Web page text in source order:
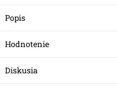
Popis
Hodnotenie
Diskusia